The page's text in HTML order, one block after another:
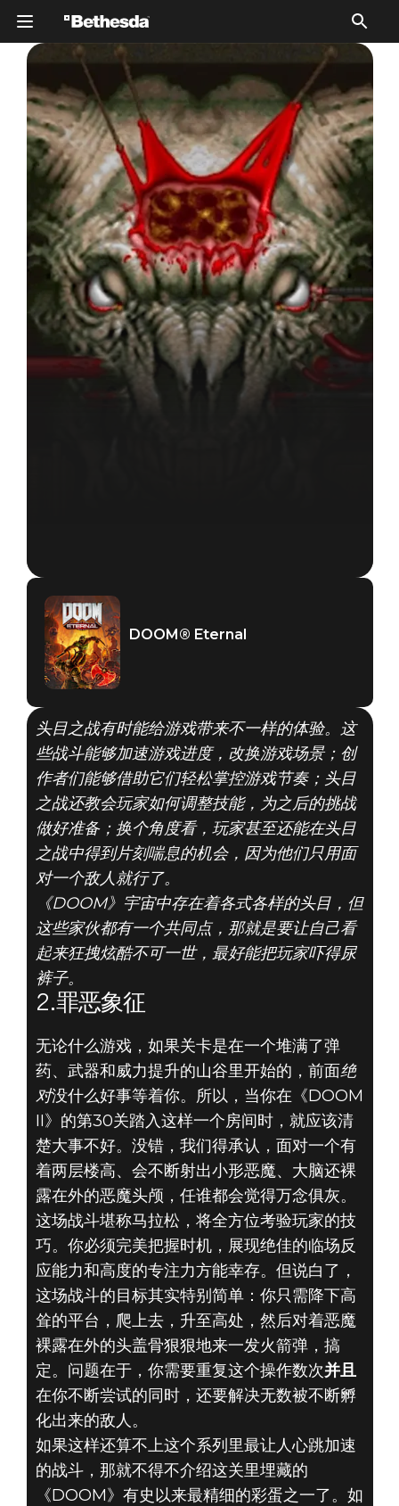
DOOM® Eternal
2019年8月10日
《DOOM》5大头
目 - #2：罪恶象
征
DOOM® Eternal
头目之战有时能给游戏带来不一样的体验。这
些战斗能够加速游戏进度，改换游戏场景；创
作者们能够借助它们轻松掌控游戏节奏；头目
之战还教会玩家如何调整技能，为之后的挑战
做好准备；换个角度看，玩家甚至还能在头目
之战中得到片刻喘息的机会，因为他们只用面
对一个敌人就行了。
《DOOM》宇宙中存在着各式各样的头目，但
这些家伙都有一个共同点，那就是要让自己看
起来狂拽炫酷不可一世，最好能把玩家吓得尿
裤子。
2.罪恶象征
无论什么游戏，如果关卡是在一个堆满了弹
药、武器和威力提升的山谷里开始的，前面绝
对没什么好事等着你。所以，当你在《DOOM
II》的第30关踏入这样一个房间时，就应该清
楚大事不好。没错，我们得承认，面对一个有
着两层楼高、会不断射出小形恶魔、大脑还裸
露在外的恶魔头颅，任谁都会觉得万念俱灰。
这场战斗堪称马拉松，将全方位考验玩家的技
巧。你必须完美把握时机，展现绝佳的临场反
应能力和高度的专注力方能幸存。但说白了，
这场战斗的目标其实特别简单：你只需降下高
耸的平台，爬上去，升至高处，然后对着恶魔
裸露在外的头盖骨狠狠地来一发火箭弹，搞
定。问题在于，你需要重复这个操作数次并且
在你不断尝试的同时，还要解决无数被不断孵
化出来的敌人。
如果这样还算不上这个系列里最让人心跳加速
的战斗，那就不得不介绍这关里埋藏的
《DOOM》有史以来最精细的彩蛋之一了。如